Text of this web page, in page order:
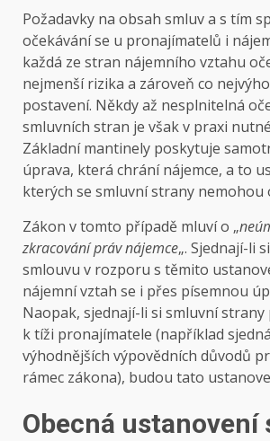
Požadavky na obsah smluv a s tím
očekávání se u pronajímatelů i
každá ze stran nájemního vztahu
nejmenší rizika a zároveň co
postavení. Někdy až nesplnitelná
smluvních stran je však v praxi
Základní mantinely poskytuje
úprava, která chrání nájemce, a to
kterých se smluvní strany nemohou
Zákon v tomto případě mluví o „
zkracování práv nájemce„. Sjednají-li
smlouvu v rozporu s těmito
nájemní vztah se i přes písemnou
Naopak, sjednají-li si smluvní
k tíži pronajímatele (například
výhodnějších výpovědních důvodů
rámec zákona), budou tato
Obecná ustanovení